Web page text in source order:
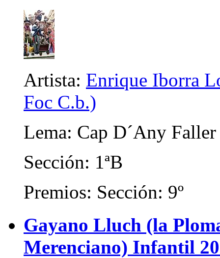
Artista: Enrique Iborra
Foc C.b.)
Lema: Cap D´Any Faller
Sección: 1ªB
Premios: Sección: 9º
Gayano Lluch (la
Merenciano) Infantil